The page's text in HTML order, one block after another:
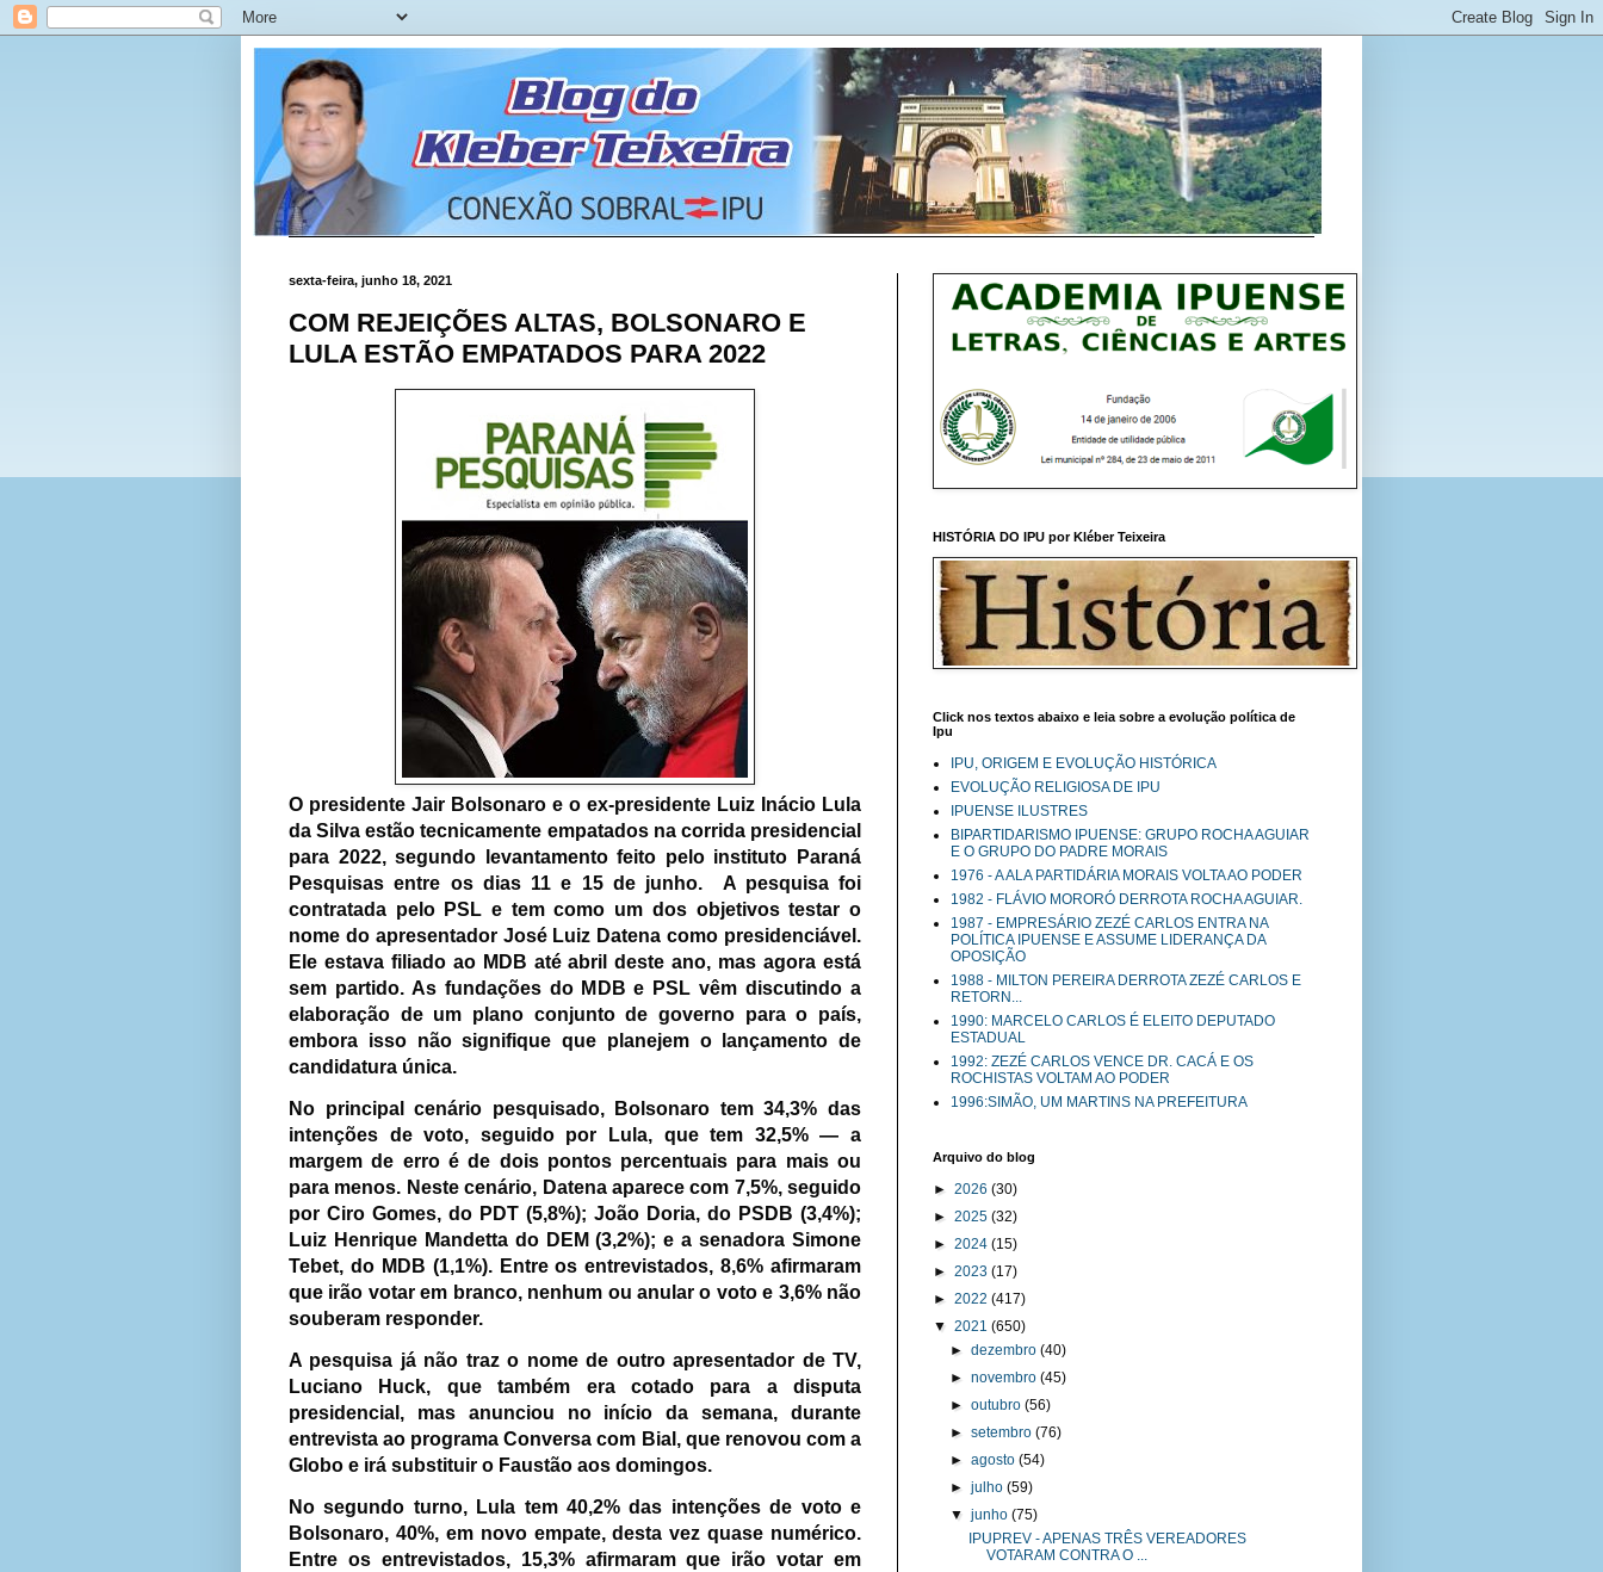
sexta-feira, junho 18, 2021
COM REJEIÇÕES ALTAS, BOLSONARO E
LULA ESTÃO EMPATADOS PARA 2022
O presidente Jair Bolsonaro e o ex-presidente Luiz Inácio Lula
da Silva estão tecnicamente empatados na corrida presidencial
para 2022, segundo levantamento feito pelo instituto Paraná
Pesquisasentre os dias 11 e 15 de junho. A pesquisa foi
contratada pelo PSL e tem como um dos objetivos testar o
nome do apresentador José Luiz Datena como presidenciável.
Ele estava filiado ao MDB até abrildeste ano, mas agora está
sem partido. As fundações do MDB e PSL vêm discutindo a
elaboração de um plano conjunto de governo para o país,
embora isso não signifique que planejem o lançamento de
candidatura única.
No principal cenário pesquisado, Bolsonaro tem 34,3% das
intenções de voto, seguido por Lula, que tem 32,5% — a
margem de erro é de dois pontos percentuais para mais ou
para menos. Neste cenário, Datena aparece com 7,5%, seguido
por Ciro Gomes, do PDT (5,8%); João Doria, do PSDB (3,4%);
Luiz Henrique Mandetta do DEM (3,2%); e a senadora Simone
Tebet, do MDB (1,1%). Entre os entrevistados, 8,6% afirmaram
que irão votar em branco, nenhum ou anular o voto e 3,6% não
souberam responder.
A pesquisa já não traz o nome de outro apresentador de TV,
Luciano Huck, que também era cotado para a disputa
presidencial, mas anunciou no início da semana, durante
entrevista ao programa Conversa com Bial, que renovou com a
Globo e irá substituir o Faustão aos domingos.
No segundo turno, Lula tem 40,2% das intenções de voto e
Bolsonaro, 40%, em novo empate, desta vez quase numérico.
Entre os entrevistados, 15,3% afirmaram que irão votar em
HISTÓRIA DO IPU por Kléber Teixeira
Click nos textos abaixo e leia sobre a evolução política de
Ipu
IPU, ORIGEM E EVOLUÇÃO HISTÓRICA
EVOLUÇÃO RELIGIOSA DE IPU
IPUENSE ILUSTRES
BIPARTIDARISMO IPUENSE: GRUPO ROCHA AGUIAR
E O GRUPO DO PADRE MORAIS
1976 - A ALA PARTIDÁRIA MORAIS VOLTA AO PODER
1982 - FLÁVIO MORORÓ DERROTA ROCHA AGUIAR.
1987 - EMPRESÁRIO ZEZÉ CARLOS ENTRA NA
POLÍTICA IPUENSE E ASSUME LIDERANÇA DA
OPOSIÇÃO
1988 - MILTON PEREIRA DERROTA ZEZÉ CARLOS E
RETORN...
1990: MARCELO CARLOS É ELEITO DEPUTADO
ESTADUAL
1992: ZEZÉ CARLOS VENCE DR. CACÁ E OS
ROCHISTAS VOLTAM AO PODER
1996:SIMÃO, UM MARTINS NA PREFEITURA
Arquivo do blog
► 2026 (30)
► 2025 (32)
► 2024 (15)
► 2023 (17)
► 2022 (417)
▼ 2021 (650)
►dezembro(40)
►novembro(45)
►outubro(56)
►setembro(76)
►agosto(54)
►julho(59)
▼junho(75)
IPUPREV - APENAS TRÊS VEREADORES
VOTARAM CONTRA O ...